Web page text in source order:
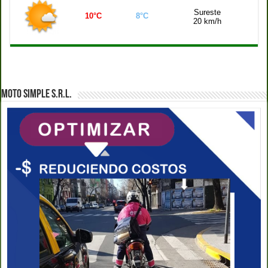
10°C 8°C
Sureste
20 km/h
MOTO SIMPLE S.R.L.